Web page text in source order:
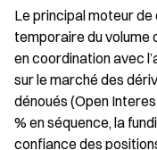
Le principal moteur
temporaire du volume
en coordination avec
sur le marché des
dénoués (Open
% en séquence, la
confiance des